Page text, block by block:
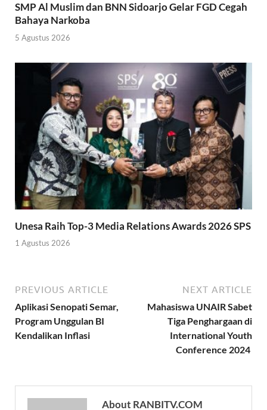
SMP Al Muslim dan BNN Sidoarjo Gelar FGD Cegah
Bahaya Narkoba
5 Agustus 2026
Unesa Raih Top-3 Media Relations Awards 2026 SPS
1 Agustus 2026
PREVIOUS ARTICLE
Aplikasi Senopati Semar,
Program Unggulan BI
Kendalikan Inflasi
NEXT ARTICLE
Mahasiswa UNAIR Sabet
Tiga Penghargaan di
International Youth
Conference 2024
About RANBITV.COM